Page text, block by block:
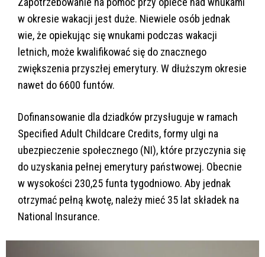
w okresie wakacji jest duże. Niewiele osób jednak
wie, że opiekując się wnukami podczas wakacji
letnich, może kwalifikować się do znacznego
zwiększenia przyszłej emerytury. W dłuższym okresie
nawet do 6600 funtów.
Dofinansowanie dla dziadków przysługuje w ramach
Specified Adult Childcare Credits, formy ulgi na
ubezpieczenie społecznego (NI), które przyczynia się
do uzyskania pełnej emerytury państwowej. Obecnie
w wysokości 230,25 funta tygodniowo. Aby jednak
otrzymać pełną kwotę, należy mieć 35 lat składek na
National Insurance.